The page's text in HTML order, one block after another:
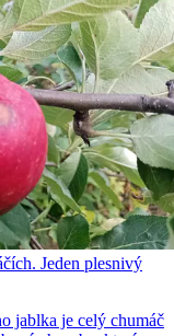
Jeden plesnivý
jablka je celý chumáč